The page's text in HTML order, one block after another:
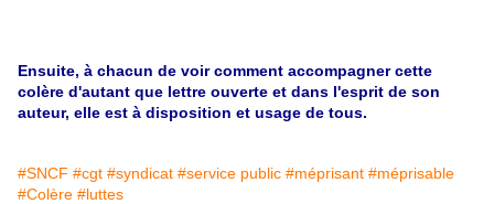
Ensuite, à chacun de voir comment accompagner cette
colère d'autant que lettre ouverte et dans l'esprit de son
auteur, elle est à disposition et usage de tous.
#SNCF #cgt #syndicat #service public #méprisant #méprisable
#Colère #luttes